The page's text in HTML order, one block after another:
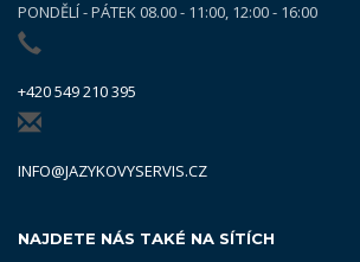
PONDĚLÍ - PÁTEK 08.00 - 11:00, 12:00 - 16:00
+420 549 210 395
INFO@JAZYKOVYSERVIS.CZ
NAJDETE NÁS TAKÉ NA SÍTÍCH